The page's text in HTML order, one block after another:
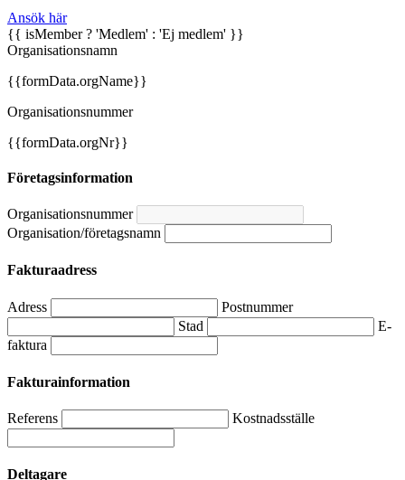
Ansök här
{{ isMember ? 'Medlem' : 'Ej medlem' }}
Organisationsnamn
{{formData.orgName}}
Organisationsnummer
{{formData.orgNr}}
Företagsinformation
Organisationsnummer
Organisation/företagsnamn
Fakturaadress
Adress
Postnummer
Stad
E-
faktura
Fakturainformation
Referens Kostnadsställe
Deltagare